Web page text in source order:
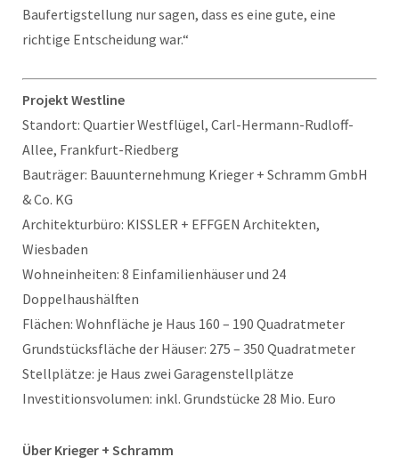
Baufertigstellung nur sagen, dass es eine gute, eine
richtige Entscheidung war.“
Projekt Westline
Standort: Quartier Westflügel, Carl-Hermann-Rudloff-
Allee, Frankfurt-Riedberg
Bauträger: Bauunternehmung Krieger + Schramm GmbH
& Co. KG
Architekturbüro: KISSLER + EFFGEN Architekten,
Wiesbaden
Wohneinheiten: 8 Einfamilienhäuser und 24
Doppelhaushälften
Flächen: Wohnfläche je Haus 160 – 190 Quadratmeter
Grundstücksfläche der Häuser: 275 – 350 Quadratmeter
Stellplätze: je Haus zwei Garagenstellplätze
Investitionsvolumen: inkl. Grundstücke 28 Mio. Euro
Über Krieger + Schramm